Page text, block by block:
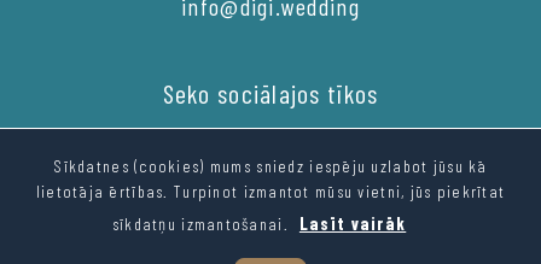
Seko sociālajos tīkos
Sīkdatnes (cookies) mums sniedz iespēju uzlabot jūsu kā
lietotāja ērtības. Turpinot izmantot mūsu vietni, jūs piekrītat
sīkdatņu izmantošanai.
Lasīt vairāk